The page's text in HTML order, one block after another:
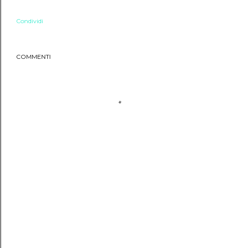
Condividi
COMMENTI